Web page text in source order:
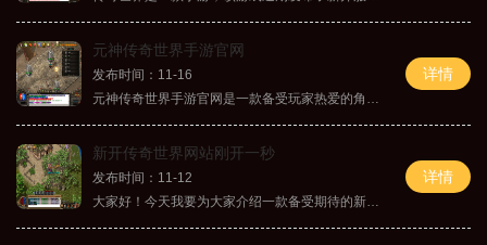
元神传奇世界手游官网
发布时间：11-16
详情
新开传奇世界网站刚开一秒
发布时间：11-12
详情